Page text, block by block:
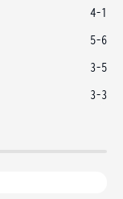
4-1
5-6
3-5
3-3